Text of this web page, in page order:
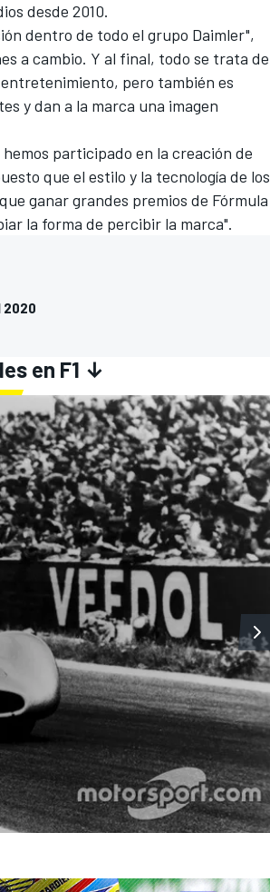
desde 2010.
dentro de todo el grupo Daimler",
a cambio. Y al final, todo se trata de
pero también es
y dan a la marca una imagen
participado en la creación de
que el estilo y la tecnología de los
ganar grandes premios de Fórmula
la forma de percibir la marca".
2020
en F1 ↓